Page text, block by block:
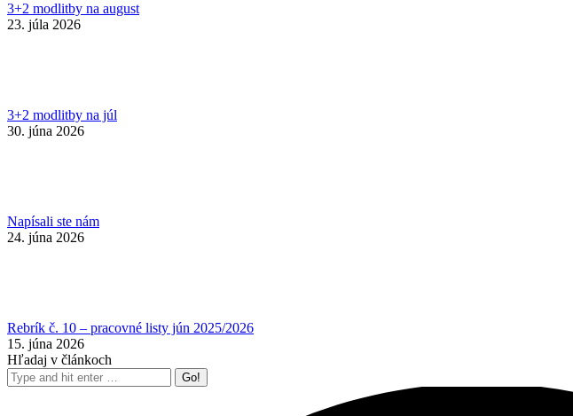
3+2 modlitby na august
23. júla 2026
3+2 modlitby na júl
30. júna 2026
Napísali ste nám
24. júna 2026
Rebrík č. 10 – pracovné listy jún 2025/2026
15. júna 2026
Hľadaj v článkoch
Search: